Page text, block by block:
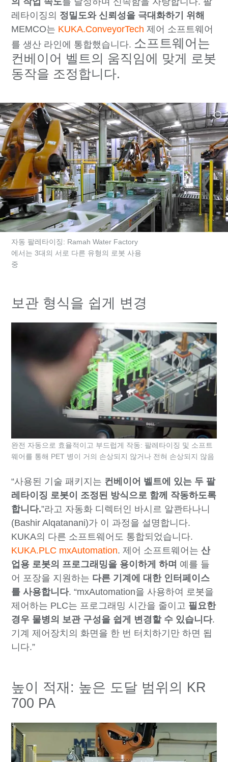
레타이징의 정밀도와 신뢰성을 극대화하기 위해
MEMCO는 KUKA.ConveyorTech 제어 소프트웨어
를 생산 라인에 통합했습니다. 소프트웨어는
컨베이어 벨트의 움직임에 맞게 로봇
동작을 조정합니다.
자동 팔레타이징: Ramah Water Factory
에서는 3대의 서로 다른 유형의 로봇 사용
중
보관 형식을 쉽게 변경
“사용된 기술 패키지는 컨베이어 벨트에 있는 두 팔
레타이징 로봇이 조정된 방식으로 함께 작동하도록
합니다.”라고 자동화 디렉터인 바시르 알콴타나니
(Bashir Alqatanani)가 이 과정을 설명합니다.
KUKA의 다른 소프트웨어도 통합되었습니다.
KUKA.PLC mxAutomation. 제어 소프트웨어는 산
업용 로봇의 프로그래밍을 용이하게 하며 예를 들
어 포장을 지원하는 다른 기계에 대한 인터페이스
를 사용합니다. “mxAutomation을 사용하여 로봇을
제어하는 PLC는 프로그래밍 시간을 줄이고 필요한
경우 물병의 보관 구성을 쉽게 변경할 수 있습니다.
기계 제어장치의 화면을 한 번 터치하기만 하면 됩
니다.”
완전 자동으로 효율적이고 부드럽게 작동: 팔레타이징 및 소프트
웨어를 통해 PET 병이 거의 손상되지 않거나 전혀 손상되지 않음
높이 적재: 높은 도달 범위의 KR
700 PA